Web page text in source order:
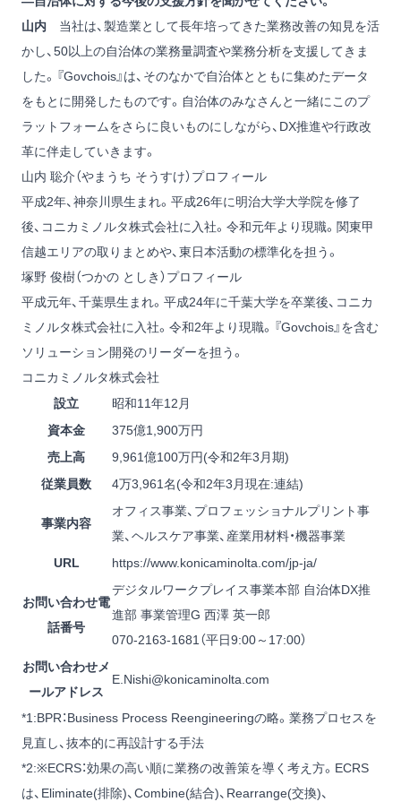
山内 当社は、製造業として長年培ってきた業務改善の知見を活
かし、50以上の自治体の業務量調査や業務分析を支援してきま
した。『Govchois』は、そのなかで自治体とともに集めたデータ
をもとに開発したものです。自治体のみなさんと一緒にこのプ
ラットフォームをさらに良いものにしながら、DX推進や行政改
革に伴走していきます。
山内 聡介（やまうち そうすけ）プロフィール
平成2年、神奈川県生まれ。平成26年に明治大学大学院を修了
後、コニカミノルタ株式会社に入社。令和元年より現職。関東甲
信越エリアの取りまとめや、東日本活動の標準化を担う。
塚野 俊樹（つかの としき）プロフィール
平成元年、千葉県生まれ。平成24年に千葉大学を卒業後、コニカ
ミノルタ株式会社に入社。令和2年より現職。『Govchois』を含む
ソリューション開発のリーダーを担う。
コニカミノルタ株式会社
設立
昭和11年12月
資本金
375億1,900万円
売上高
9,961億100万円(令和2年3月期)
従業員数
4万3,961名(令和2年3月現在:連結)
事業内容
オフィス事業、プロフェッショナルプリント事
業、ヘルスケア事業、産業用材料・機器事業
URL
https://www.konicaminolta.com/jp-ja/
お問い合わせ電
話番号
デジタルワークプレイス事業本部 自治体DX推
進部 事業管理G 西澤 英一郎
070-2163-1681（平日9:00～17:00）
お問い合わせメ
ールアドレス
E.Nishi@konicaminolta.com
*1:BPR：Business Process Reengineeringの略。業務プロセスを
見直し、抜本的に再設計する手法
*2:※ECRS：効果の高い順に業務の改善策を導く考え方。ECRS
は、Eliminate(排除)、Combine(結合)、Rearrange(交換)、